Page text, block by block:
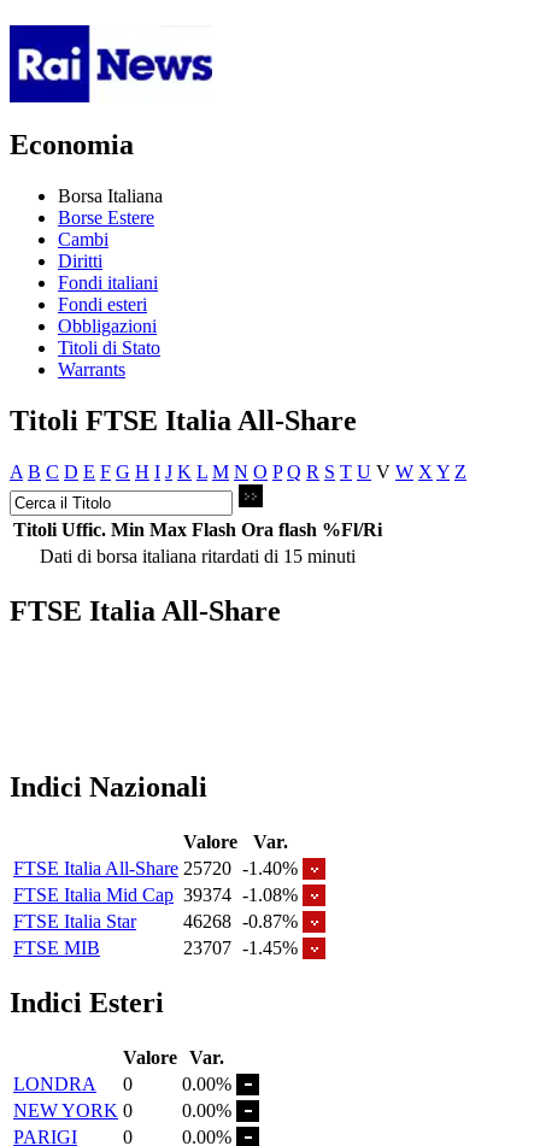
Economia
Borsa Italiana
Borse Estere
Cambi
Diritti
Fondi italiani
Fondi esteri
Obbligazioni
Titoli di Stato
Warrants
Titoli FTSE Italia All-Share
A B C D E F G H I J K L M N O P Q R S T U V W X Y Z
Titoli Uffic. Min Max Flash Ora flash %Fl/Ri
Dati di borsa italiana ritardati di 15 minuti
FTSE Italia All-Share
Indici Nazionali
Valore
Var.
FTSE Italia All-Share 25720 -1.40%
FTSE Italia Mid Cap 39374 -1.08%
FTSE Italia Star
46268 -0.87%
FTSE MIB
23707 -1.45%
Indici Esteri
Valore Var.
LONDRA
0
0.00%
NEW YORK 0
0.00%
PARIGI
0
0.00%